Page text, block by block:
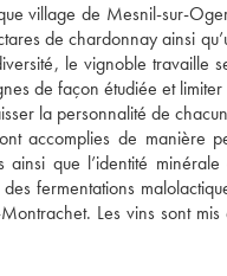
village de Mesnil-sur-
de chardonnay ainsi
le vignoble travaille
de façon étudiée et
la personnalité de
accomplies de manière
que l’identité
fermentations
Les vins sont